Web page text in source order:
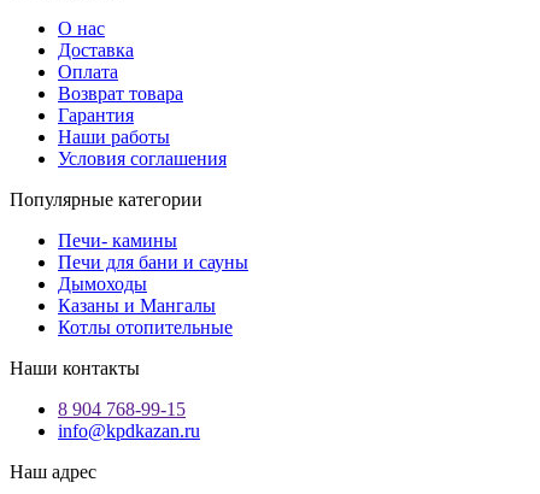
О нас
Доставка
Оплата
Возврат товара
Гарантия
Наши работы
Условия соглашения
Популярные категории
Печи- камины
Печи для бани и сауны
Дымоходы
Казаны и Мангалы
Котлы отопительные
Наши контакты
8 904 768-99-15
info@kpdkazan.ru
Наш адрес